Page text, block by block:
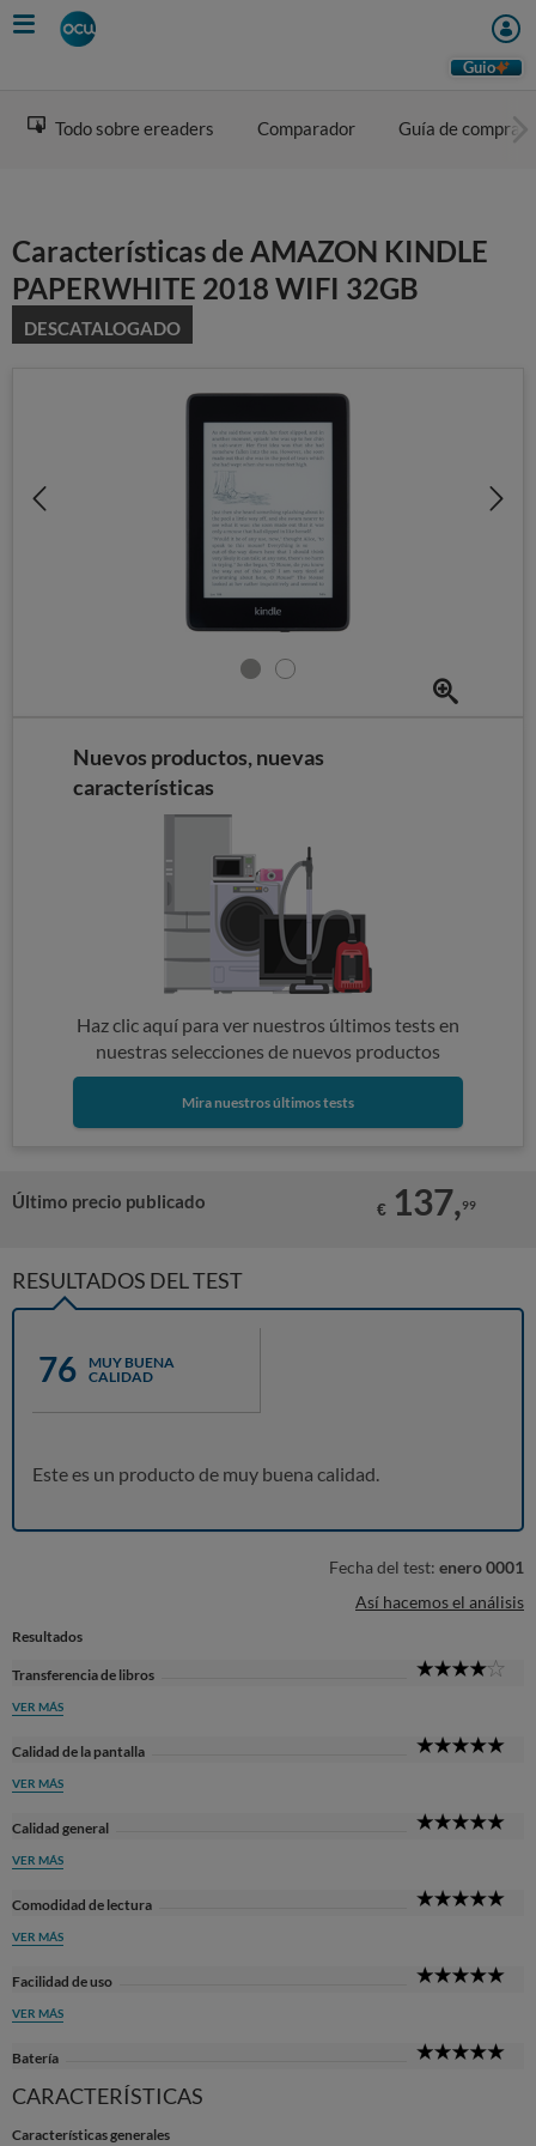
Skip
to
Guio
Todo sobre ereaders Comparador Guía de compra
Características de AMAZON KINDLE
PAPERWHITE 2018 WIFI 32GB
DESCATALOGADO
Nuevos productos, nuevas
características
Haz clic aquí para ver nuestros últimos tests en
nuestras selecciones de nuevos productos
Mira nuestros últimos tests
Último precio publicado € 137,99
RESULTADOS DEL TEST
76
MUY BUENA
CALIDAD
Este es un producto de muy buena calidad.
Fecha del test: enero 0001
Así hacemos el análisis
Resultados
Transferencia de libros
VER MÁS
Calidad de la pantalla
VER MÁS
Calidad general
VER MÁS
Comodidad de lectura
VER MÁS
Facilidad de uso
VER MÁS
Batería
CARACTERÍSTICAS
Características generales